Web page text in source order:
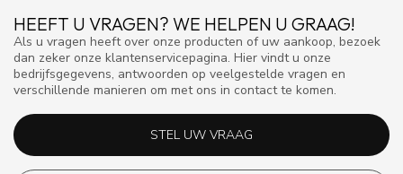
HEEFT U VRAGEN? WE HELPEN U GRAAG!
Als u vragen heeft over onze producten of uw aankoop, bezoek
dan zeker onze klantenservicepagina. Hier vindt u onze
bedrijfsgegevens, antwoorden op veelgestelde vragen en
verschillende manieren om met ons in contact te komen.
STEL UW VRAAG